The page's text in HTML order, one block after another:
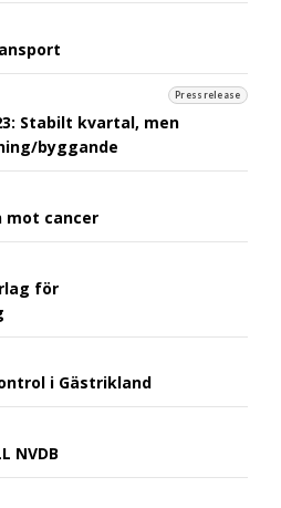
Pressrelease
Stabilt kvartal, men
byggande
mot cancer
för
i Gästrikland
NVDB